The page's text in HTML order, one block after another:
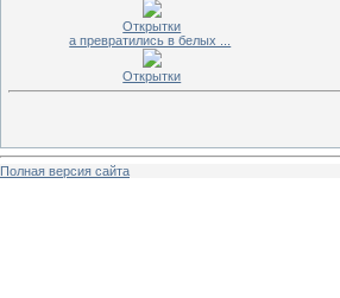
Открытки
а превратились в белых ...
Открытки
Полная версия сайта